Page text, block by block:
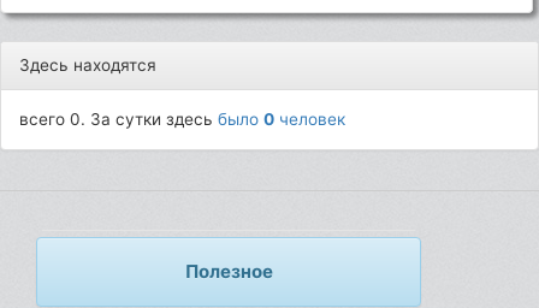
Здесь находятся
всего 0. За сутки здесьбыло0 человек
Полезное